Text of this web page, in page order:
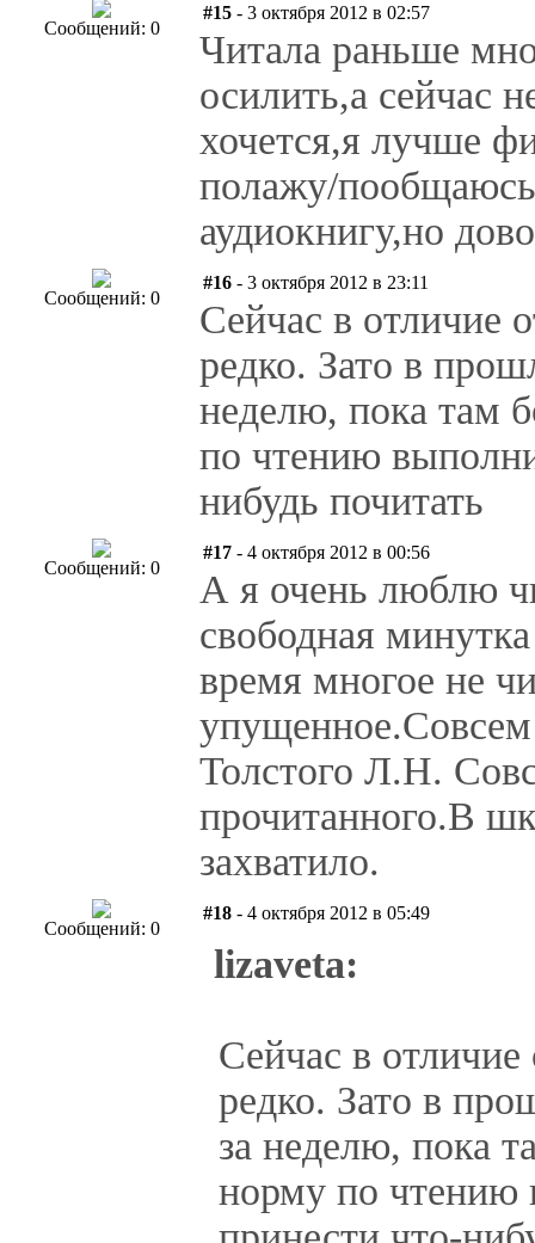
Сообщений: 0
#15 - 3 октября 2012 в 02:57
Читала раньше
осилить,а сейчас
хочется,я лучше
полажу/
аудиокнигу,но
Сообщений: 0
#16 - 3 октября 2012 в 23:11
Сейчас в отличие
редко. Зато в
неделю, пока там
по чтению
нибудь почитать
Сообщений: 0
#17 - 4 октября 2012 в 00:56
А я очень люблю
свободная
время многое не
Толстого Л.Н.
прочитанного.В
захватило.
Сообщений: 0
#18 - 4 октября 2012 в 05:49
lizaveta:
Сейчас в
редко. Зато в
за неделю, пока
норму по чтению